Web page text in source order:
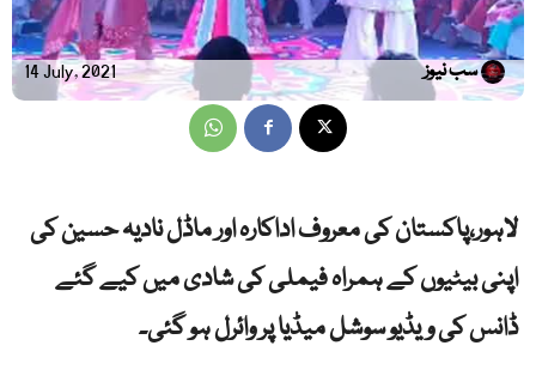
14 July, 2021 سب نیوز
لاہور،پاکستان کی معروف اداکارہ اور ماڈل نادیہ حسین کی
اپنی بیٹیوں کے ہمراہ فیملی کی شادی میں کیے گئے
ڈانس کی ویڈیو سوشل میڈیا پر وائرل ہو گئی۔